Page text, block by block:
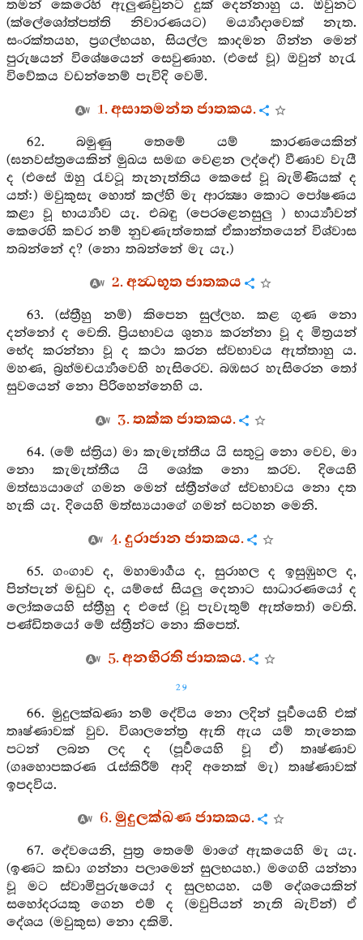
තමන් කෙරෙහි ඇලුණවුනට දුක් දෙන්නාහු ය. ඔවුනට
(ක්ලේශෝත්පත්ති නිවාරණයට) මර්‍ය්‍යාදාවෙක් නැත.
සංරක්තයහ, ප්‍රගල්භයහ, සියල්ල කාදමන ගින්න මෙන්
පුරුෂයන් විශේෂයෙන් සෙවුණාහ. (එසේ වූ) ඔවුන් හැරැ
විවේකය වඩන්නෙම් පැවිදි වෙමි.
1. අසාතමන්ත ජාතකය.
62. බමුණු තෙමේ යම් කාරණයෙකින්
(ඝනවස්ත්‍රයෙකින් මුඛය සමඟ වෙළන ලද්දේ) වීණාව වැයී
ද (එසේ ඔහු රැවටූ තැනැත්තිය කෙසේ වූ බැමිණියක් ද
යත්:) මවුකුසැ හොත් කල්හි මැ ආරක්‍ෂා කොට පෝෂණය
කළා වූ භාර්‍ය්‍යාව යැ. එබඳු (පෙරළෙනසුලු ) භාර්‍ය්‍යාවන්
කෙරෙහි කවර නම් නුවණැත්තෙක් ඒකාන්තයෙන් විශ්වාස
තබන්නේ ද? (නො තබන්නේ මැ යැ.)
2. අන්‍ධභූත ජාතකය
63. (ස්ත්‍රීහු නම්) කිපෙන සුල්ලහ. කළ ගුණ නො
දන්නෝ ද වෙති. ප්‍රියභාවය ශුන්‍ය කරන්නා වූ ද මිත්‍රයන්
භේද කරන්නා වූ ද කථා කරන ස්වභාවය ඇත්තාහු ය.
මහණ, බ්‍රහ්මචර්‍ය්‍යාවෙහි හැසිරෙව. බඹසර හැසිරෙන තෝ
සුවයෙන් නො පිරිහෙන්නෙහි ය.
3. තක්ක ජාතකය.
64. (මේ ස්ත්‍රිය) මා කැමැත්තීය යි සතුටු නො වෙව, මා
නො කැමැත්තීය යි ශෝක නො කරව. දියෙහි
මත්ස්‍යයාගේ ගමන මෙන් ස්ත්‍රීන්ගේ ස්වභාවය නො දත
හැකි යැ. දියෙහි මත්ස්‍යයාගේ ගමන් සටහන මෙනි.
4. දුරාජාන ජාතකය.
65. ගංගාව ද, මහාමාර්‍ගය ද, සුරාහල ද ඉසුඹුහල ද,
පින්පැන් මඩුව ද, යම්සේ සියලු දෙනාට සාධාරණයෝ ද
ලෝකයෙහි ස්ත්‍රීහු ද එසේ (වූ පැවැතුම් ඇත්තෝ) වෙති.
පණ්ඩිතයෝ මේ ස්ත්‍රීන්ට නො කිපෙත්.
5. අනභිරති ජාතකය.
29
66. මුදුලක්ඛණා නම් දේවිය නො ලදින් පූර්‍වයෙහි එක්
තෘෂ්ණාවක් වුව. විශාලනේත්‍ර ඇති ඇය යම් තැනෙක
පටන් ලබන ලද ද (පූර්‍වයෙහි වූ ඒ) තෘෂ්ණාව
(ගෘහොපකරණ රැස්කිරීම් ආදි අනෙක් මැ) තෘෂ්ණාවක්
ඉපදවිය.
6. මුදුලක්ඛණ ජාතකය.
67. දේවයෙනි, පුත්‍ර තෙමේ මාගේ ඇකයෙහි මැ යැ.
(ඉණට කඩා ගන්නා පලාමෙන් සුලභයහ.) මගෙහි යන්නා
වූ මට ස්වාමිපුරුෂයෝ ද සුලභයහ. යම් දේශයෙකින්
සහෝදරයකු ගෙන එම් ද (මවුපියන් නැති බැවින්) ඒ
දේශය (මවුකුස) නො දකිමි.